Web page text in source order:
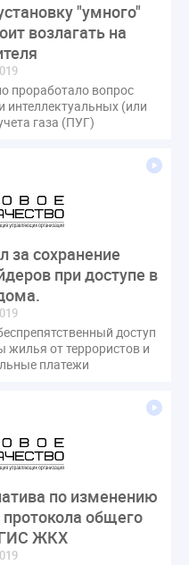
"умного"
возлагать на
проработало вопрос
интеллектуальных (или
газа (ПУГ)
за сохранение
при доступе в
доступ
от террористов и
платежи
по изменению
общего
ГИС ЖКХ